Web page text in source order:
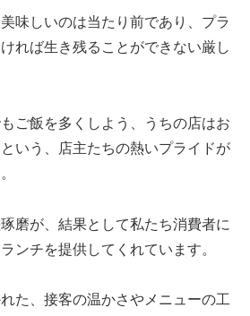
味しいのは当たり前であり、プラ
れば生き残ることができない厳し
ご飯を多くしよう、うちの店はお
いう、店主たちの熱いプライドが
磨が、結果として私たち消費者に
ンチを提供してくれています。
た、接客の温かさやメニューの工